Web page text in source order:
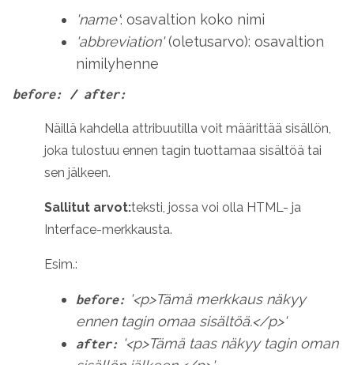
'name': osavaltion koko nimi
'abbreviation'(oletusarvo): osavaltion
nimilyhenne
before: / after:
Näillä kahdella attribuutilla voit määrittää sisällön,
joka tulostuu ennen tagin tuottamaa sisältöä tai
sen jälkeen.
Sallitut arvot:teksti, jossa voi olla HTML- ja
Interface-merkkausta.
Esim.:
before: '<p>Tämä merkkaus näkyy
ennen tagin omaa sisältöä.</p>'
after: '<p>Tämä taas näkyy tagin oman